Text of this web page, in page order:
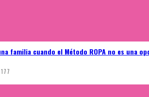
familia cuando el Método ROPA no es una
177